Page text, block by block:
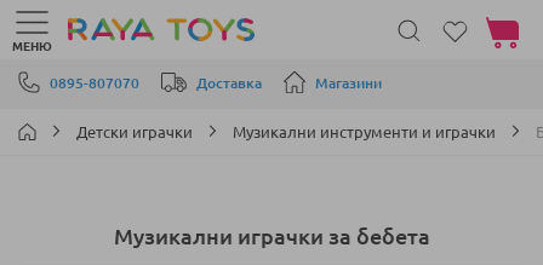
Прескачане към съдържанието
0895-807070 Доставка Магазини
МЕНЮ
Моята
Детски играчки Музикални инструменти и играчки
Музикални играчки за бебета